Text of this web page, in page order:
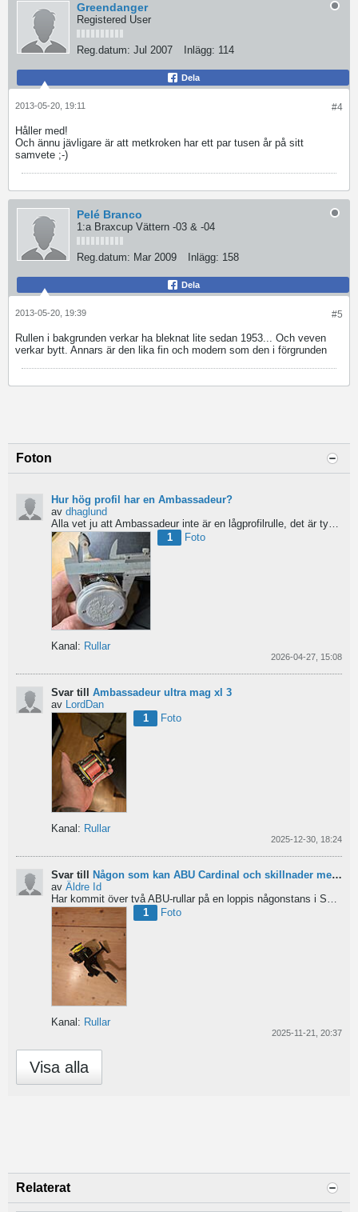
Greendanger
Registered User
Reg.datum: Jul 2007 Inlägg: 114
Dela
#4
2013-05-20, 19:11
Håller med!
Och ännu jävligare är att metkroken har ett par tusen år på sitt
samvete ;-)
Pelé Branco
1:a Braxcup Vättern -03 & -04
Reg.datum: Mar 2009 Inlägg: 158
Dela
#5
2013-05-20, 19:39
Rullen i bakgrunden verkar ha bleknat lite sedan 1953... Och veven
verkar bytt. Annars är den lika fin och modern som den i förgrunden
Foton
Hur hög profil har en Ambassadeur?
av dhaglund
Alla vet ju att Ambassadeur inte är en lågprofilrulle, det är tydligt. Men hur hög profil har de egentligen?...
1
Foto
Kanal: Rullar
2026-04-27, 15:08
Svar till Ambassadeur ultra mag xl 3
av
LordDan
1
Foto
Kanal: Rullar
2025-12-30, 18:24
Svar till Någon som kan ABU Cardinal och skillnader mellan äldre rullar?
av Äldre Id
1
Foto
Kanal: Rullar
2025-11-21, 20:37
Visa alla
Relaterat